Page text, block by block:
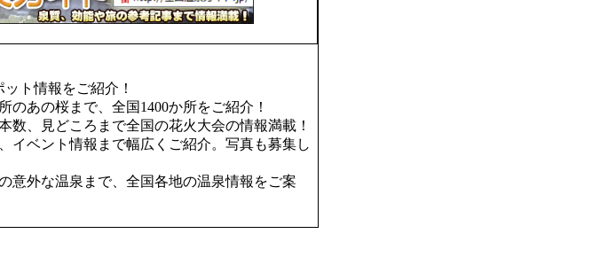
ト情報をご紹介！
のあの桜まで、全国1400か所をご紹介！
数、見どころまで全国の花火大会の情報満載！
イベント情報まで幅広くご紹介。写真も募集し
意外な温泉まで、全国各地の温泉情報をご案